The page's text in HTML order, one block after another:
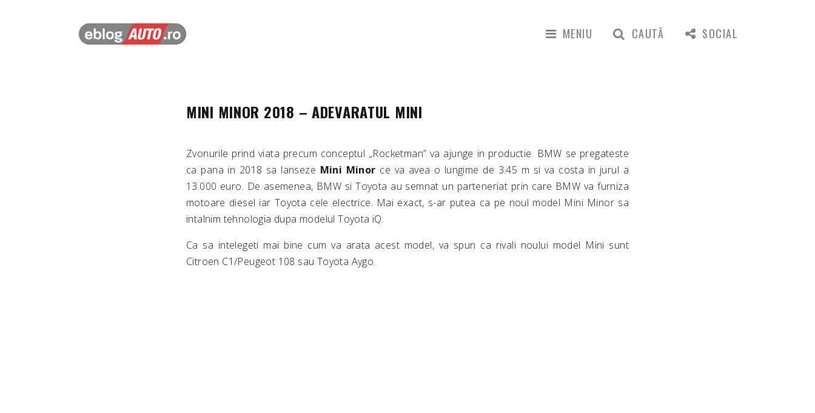
MENIU CAUTĂ SOCIAL
MINI MINOR 2018 – ADEVARATUL MINI
Zvonurile prind viata precum conceptul „Rocketman” va ajunge in productie. BMW se pregateste
ca pana in 2018 sa lanseze Mini Minor ce va avea o lungime de 3.45 m si va costa in jurul a
13.000 euro. De asemenea, BMW si Toyota au semnat un parteneriat prin care BMW va furniza
motoare diesel iar Toyota cele electrice. Mai exact, s-ar putea ca pe noul model Mini Minor sa
intalnim tehnologia dupa modelul Toyota iQ.
Ca sa intelegeti mai bine cum va arata acest model, va spun ca rivali noului model Mini sunt
Citroen C1/Peugeot 108 sau Toyota Aygo.